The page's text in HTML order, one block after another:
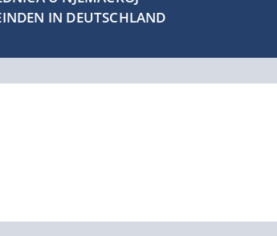
IN DEUTSCHLAND